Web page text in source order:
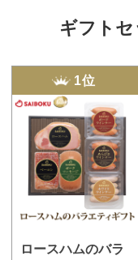
ギフト
1位
ロースハムのバラ